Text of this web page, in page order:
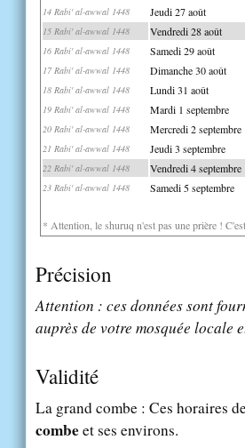
14 Rabi' al-awwal 1448 Jeudi 27 août
15 Rabi' al-awwal 1448 Vendredi 28 août
16 Rabi' al-awwal 1448 Samedi 29 août
17 Rabi' al-awwal 1448 Dimanche 30 août
18 Rabi' al-awwal 1448 Lundi 31 août
19 Rabi' al-awwal 1448 Mardi 1 septembre
20 Rabi' al-awwal 1448 Mercredi 2 septembre
21 Rabi' al-awwal 1448 Jeudi 3 septembre
22 Rabi' al-awwal 1448 Vendredi 4 septembre
23 Rabi' al-awwal 1448 Samedi 5 septembre
* Attention, le shuruq n'est pas une prière !
Précision
Attention : ces données sont
auprès de votre mosquée locale
Validité
La grand combe : Ces horaires
combeet ses environs.